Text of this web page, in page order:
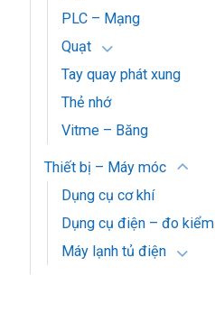
PLC – Mạng
Quạt
Tay quay phát xung
Thẻ nhớ
Vitme – Băng
Thiết bị – Máy móc
Dụng cụ cơ khí
Dụng cụ điện – đo kiểm
Máy lạnh tủ điện